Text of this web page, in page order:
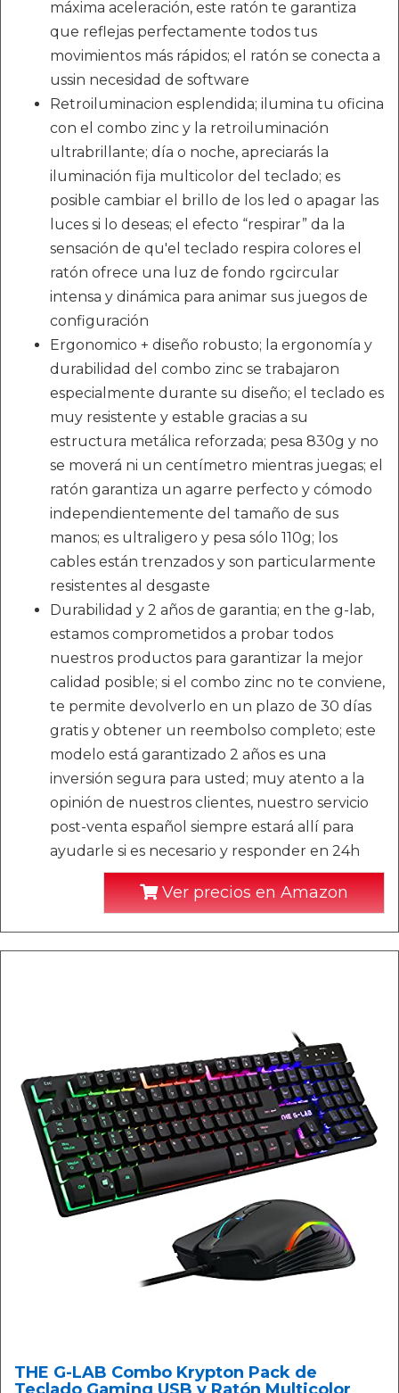
máxima aceleración, este ratón te garantiza
que reflejas perfectamente todos tus
movimientos más rápidos; el ratón se conecta a
ussin necesidad de software
Retroiluminacion esplendida; ilumina tu oficina
con el combo zinc y la retroiluminación
ultrabrillante; día o noche, apreciarás la
iluminación fija multicolor del teclado; es
posible cambiar el brillo de los led o apagar las
luces si lo deseas; el efecto “respirar” da la
sensación de qu'el teclado respira colores el
ratón ofrece una luz de fondo rgcircular
intensa y dinámica para animar sus juegos de
configuración
Ergonomico + diseño robusto; la ergonomía y
durabilidad del combo zinc se trabajaron
especialmente durante su diseño; el teclado es
muy resistente y estable gracias a su
estructura metálica reforzada; pesa 830g y no
se moverá ni un centímetro mientras juegas; el
ratón garantiza un agarre perfecto y cómodo
independientemente del tamaño de sus
manos; es ultraligero y pesa sólo 110g; los
cables están trenzados y son particularmente
resistentes al desgaste
Durabilidad y 2 años de garantia; en the g-lab,
estamos comprometidos a probar todos
nuestros productos para garantizar la mejor
calidad posible; si el combo zinc no te conviene,
te permite devolverlo en un plazo de 30 días
gratis y obtener un reembolso completo; este
modelo está garantizado 2 años es una
inversión segura para usted; muy atento a la
opinión de nuestros clientes, nuestro servicio
post-venta español siempre estará allí para
ayudarle si es necesario y responder en 24h
Ver precios en Amazon
THE G-LAB Combo Krypton Pack de